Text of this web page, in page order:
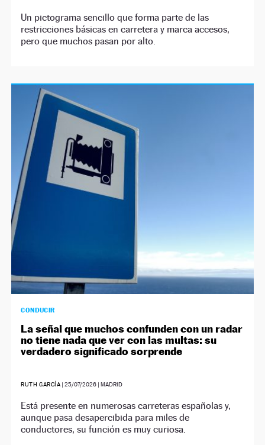
Un pictograma sencillo que forma parte de las
restricciones básicas en carretera y marca accesos,
pero que muchos pasan por alto.
CONDUCIR
La señal que muchos confunden con un radar
no tiene nada que ver con las multas: su
verdadero significado sorprende
RUTH GARCÍA |25/07/2026 | MADRID
Está presente en numerosas carreteras españolas y,
aunque pasa desapercibida para miles de
conductores, su función es muy curiosa.